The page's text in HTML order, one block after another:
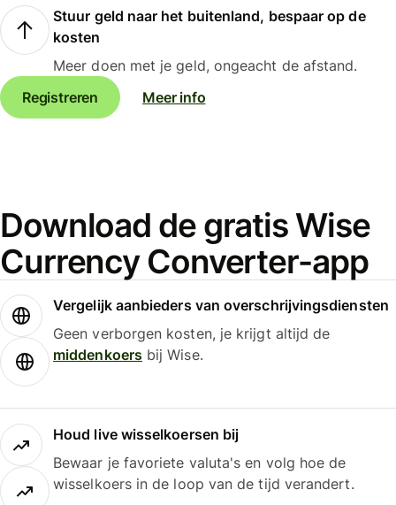
Stuur geld naar het buitenland, bespaar op de
kosten
Meer doen met je geld, ongeacht de afstand.
Registreren
Meer info
Download de gratis Wise
Currency Converter-app
Vergelijk aanbieders van overschrijvingsdiensten
Geen verborgen kosten, je krijgt altijd de
middenkoersbij Wise.
Houd live wisselkoersen bij
Bewaar je favoriete valuta's en volg hoe de
wisselkoers in de loop van de tijd verandert.